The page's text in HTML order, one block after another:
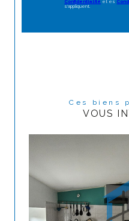
Confidentialité et es
s'appliquent.
Ces biens
VOUS